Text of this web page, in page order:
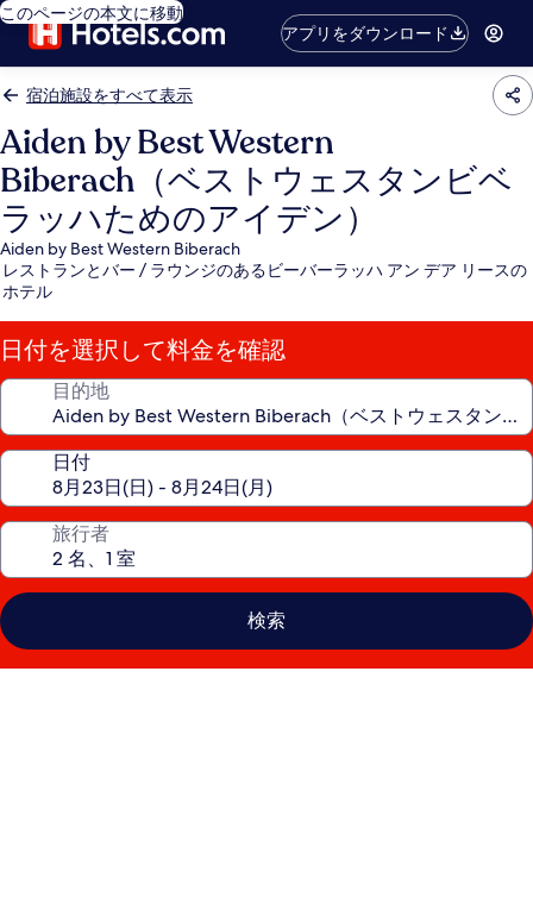
このページの本文に移動
アプリをダウンロード
宿泊施設をすべて表示
Aiden by Best Western
Biberach（ベストウェスタンビベ
ラッハためのアイデン）
Aiden by Best Western Biberach
レストランとバー / ラウンジのあるビーバーラッハ アン デア リースの
ホテル
日付を選択して料金を確認
目的地
日付
旅行者
検索